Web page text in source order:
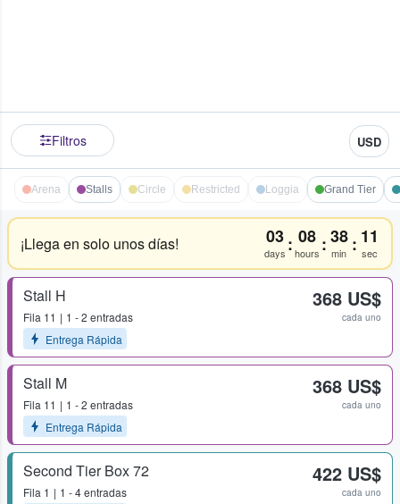
Filtros USD
Arena Stalls Circle Restricted Loggia Grand Tier
¡Llega en solo unos días! 03
days : 08
hours :38
min : 11
sec
Stall H
Fila 11
1 - 2 entradas
Entrega Rápida
368 US$
cada uno
Stall M
Fila 11
1 - 2 entradas
Entrega Rápida
368 US$
cada uno
Second Tier Box 72
Fila 1 1 - 4 entradas
422 US$
cada uno